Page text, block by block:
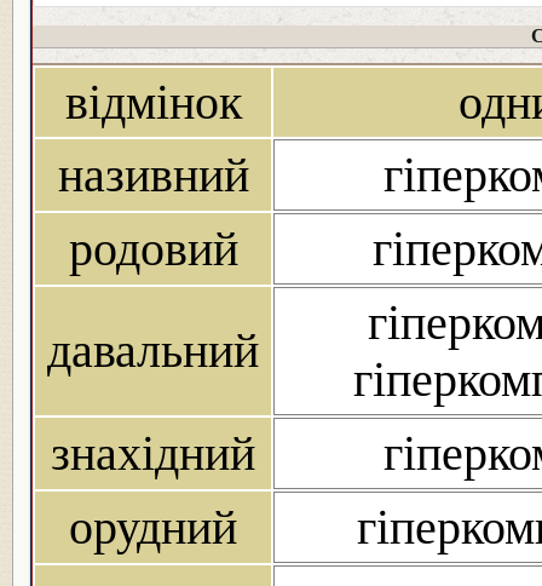
відмінок
називний
родовий
давальний
знахідний
орудний